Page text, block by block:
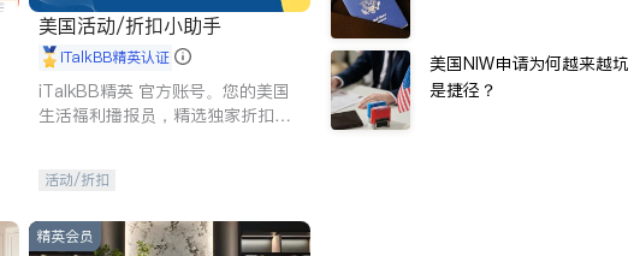
美国活动/折扣小助手
iTalkBB精英认证
iTalkBB精英 官方账号。您的美国
生活福利播报员，精选独家折扣、
活动/折扣
精英会员
美国NIW申请为何越来越
是捷径？